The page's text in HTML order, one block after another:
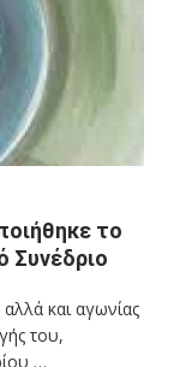
το
Συνέδριο
και αγωνίας
του,
…